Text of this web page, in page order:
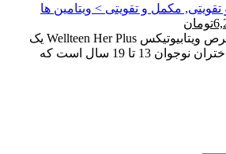
مکمل و تقویتی > ویتامین ها
6,950,000تومان
تومان
فعلی
6,250,000تومان
معرفی کامل محصول قرص ویتابیوتیکس Wellteen Her Plus یک
تا 19 سال است که